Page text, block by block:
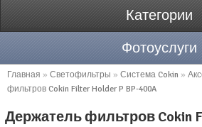
Категории
Фотоуслуги
Главная » Светофильтры » Система Cokin »
фильтров Cokin Filter Holder P BP-400A
Держатель фильтров Cokin